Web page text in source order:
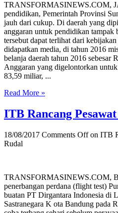
TRANSFORMASINEWS.COM,
pendidikan, Pemerintah Provinsi
jauh dari cukup. Di daerah yang
anggaran untuk pendidikan tampak
tersebut dapat terlihat dari
didapatkan media, di tahun 2016
belanja daerah tahun 2016 sebesar
Anggaran yang digelontorkan
83,59 miliar, ...
Read More »
ITB Rancang
18/08/2017 Comments Offon ITB
Rudal
TRANSFORMASINEWS.COM,
penerbangan perdana (flight test)
buatan PT Dirgantara Indonesia di
Sastranegara K ota Bandung pada